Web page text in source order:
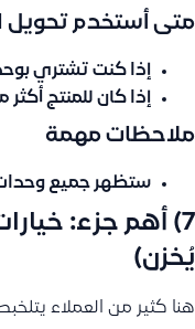
متى أستخدم تحويل
إذا كنت تشتري
إذا كان للمنتج
ملاحظات مهمة
ستظهر جميع وحدات
7) أهم جزء:
يُخزن)
هنا كثير من العملاء